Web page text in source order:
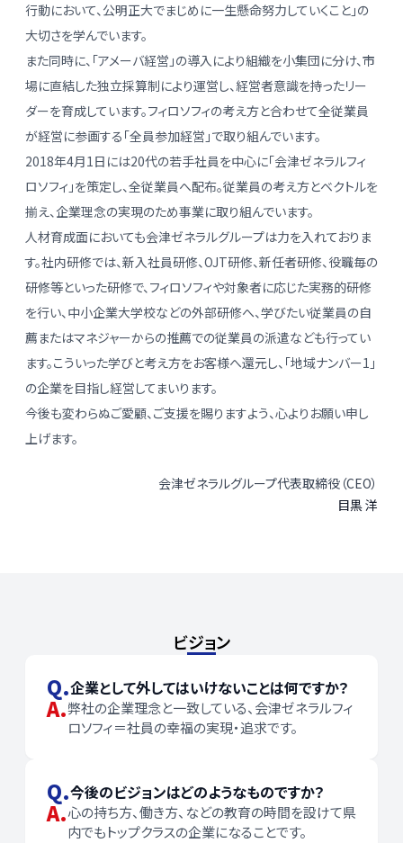
行動において、公明正大でまじめに一生懸命努力していくこと」の
大切さを学んでいます。
また同時に、「アメーバ経営」の導入により組織を小集団に分け、市
場に直結した独立採算制により運営し、経営者意識を持ったリー
ダーを育成しています。フィロソフィの考え方と合わせて全従業員
が経営に参画する「全員参加経営」で取り組んでいます。
2018年4月1日には20代の若手社員を中心に「会津ゼネラルフィ
ロソフィ」を策定し、全従業員へ配布。従業員の考え方とベクトルを
揃え、企業理念の実現のため事業に取り組んでいます。
人材育成面においても会津ゼネラルグループは力を入れておりま
す。社内研修では、新入社員研修、OJT研修、新任者研修、役職毎の
研修等といった研修で、フィロソフィや対象者に応じた実務的研修
を行い、中小企業大学校などの外部研修へ、学びたい従業員の自
薦またはマネジャーからの推薦での従業員の派遣なども行ってい
ます。こういった学びと考え方をお客様へ還元し、「地域ナンバー1」
の企業を目指し経営してまいります。
今後も変わらぬご愛顧、ご支援を賜りますよう、心よりお願い申し
上げます。
会津ゼネラルグループ代表取締役（CEO）
目黒 洋
ビジョン
Q.企業として外してはいけないことは何ですか？
A.弊社の企業理念と一致している、会津ゼネラルフィ
ロソフィ＝社員の幸福の実現・追求です。
Q.今後のビジョンはどのようなものですか？
A.心の持ち方、働き方、などの教育の時間を設けて県
内でもトップクラスの企業になることです。